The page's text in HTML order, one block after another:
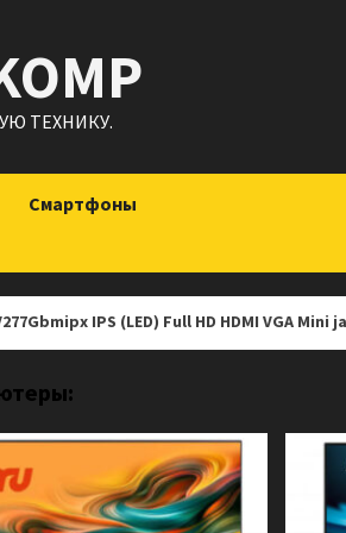
ТЕХНИКУ.
Смартфоны
(LED) Full HD HDMI VGA Mini jack Черный